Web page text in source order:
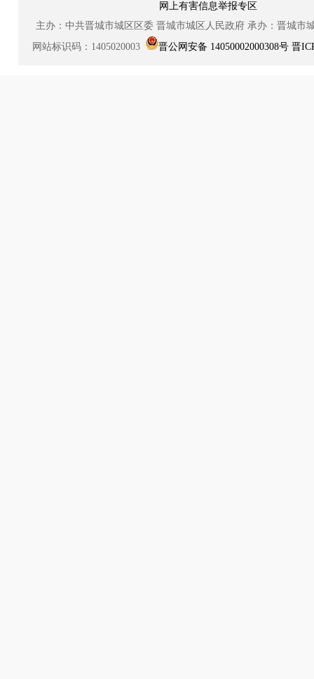
网上有害信息举报专区
主办：中共晋城市城区区委 晋城市城区人民政府 承办：晋城市
网站标识码：1405020003
晋公网安备 14050002000308号 晋